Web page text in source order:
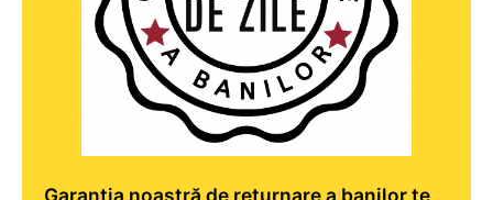
Garanția noastră de returnare a banilor te